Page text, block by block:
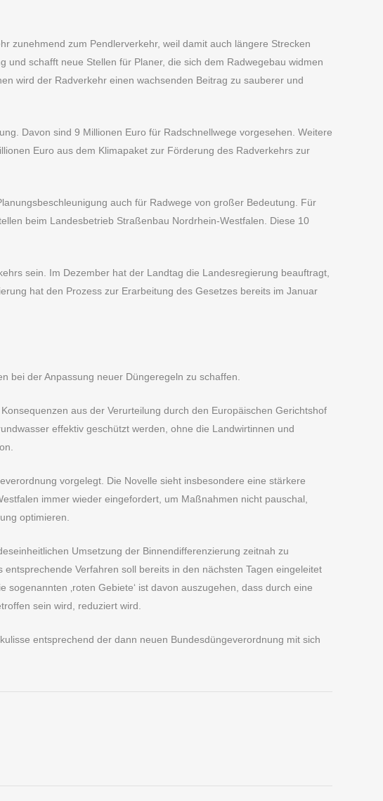
zunehmend zum Pendlerverkehr, weil damit auch längere Strecken
schafft neue Stellen für Planer, die sich dem Radwegebau widmen
wird der Radverkehr einen wachsenden Beitrag zu sauberer und
Davon sind 9 Millionen Euro für Radschnellwege vorgesehen. Weitere
Euro aus dem Klimapaket zur Förderung des Radverkehrs zur
auch für Radwege von großer Bedeutung. Für
beim Landesbetrieb Straßenbau Nordrhein-Westfalen. Diese 10
sein. Im Dezember hat der Landtag die Landesregierung beauftragt,
hat den Prozess zur Erarbeitung des Gesetzes bereits im Januar
bei der Anpassung neuer Düngeregeln zu schaffen.
aus der Verurteilung durch den Europäischen Gerichtshof
effektiv geschützt werden, ohne die Landwirtinnen und
vorgelegt. Die Novelle sieht insbesondere eine stärkere
immer wieder eingefordert, um Maßnahmen nicht pauschal,
optimieren.
Umsetzung der Binnendifferenzierung zeitnah zu
Verfahren soll bereits in den nächsten Tagen eingeleitet
‚roten Gebiete‘ ist davon auszugehen, dass durch eine
sein wird, reduziert wird.
entsprechend der dann neuen Bundesdüngeverordnung mit sich